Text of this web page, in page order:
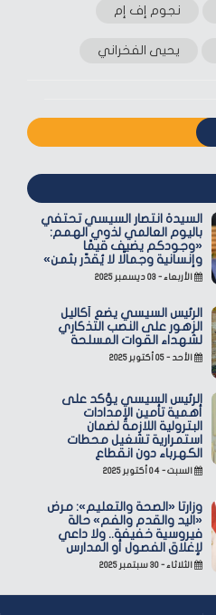
نجوم إف إم
يحيى الفخراني
السيدة انتصار السيسي تحتفي
باليوم العالمي لذوي الهمم:
«وجودكم يضيف قيمًا
وإنسانية وجمالًا لا يُقدّر بثمن»
الأربعاء - ٠٣ ديسمبر ٢٠٢٥
الرئيس السيسي يضع أكاليل
الزهور على النصب التذكاري
لشهداء القوات المسلحة
الأحد - ٠٥ أكتوبر ٢٠٢٥
الرئيس السيسي يؤكد على
أهمية تأمين الإمدادات
البترولية اللازمة لضمان
استمرارية تشغيل محطات
الكهرباء دون انقطاع
السبت - ٠٤ أكتوبر ٢٠٢٥
وزارتا «الصحة والتعليم»: مرض
«اليد والقدم والفم» حالة
فيروسية خفيفة.. ولا داعي
لإغلاق الفصول أو المدارس
الثلاثاء - ٣٠ سبتمبر ٢٠٢٥